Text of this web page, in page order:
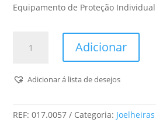
Equipamento de Proteção Individual
-
Proteção
INDST.
Adicionar
Adicionar á lista de desejos
REF:017.0057 Categoria: Joelheiras